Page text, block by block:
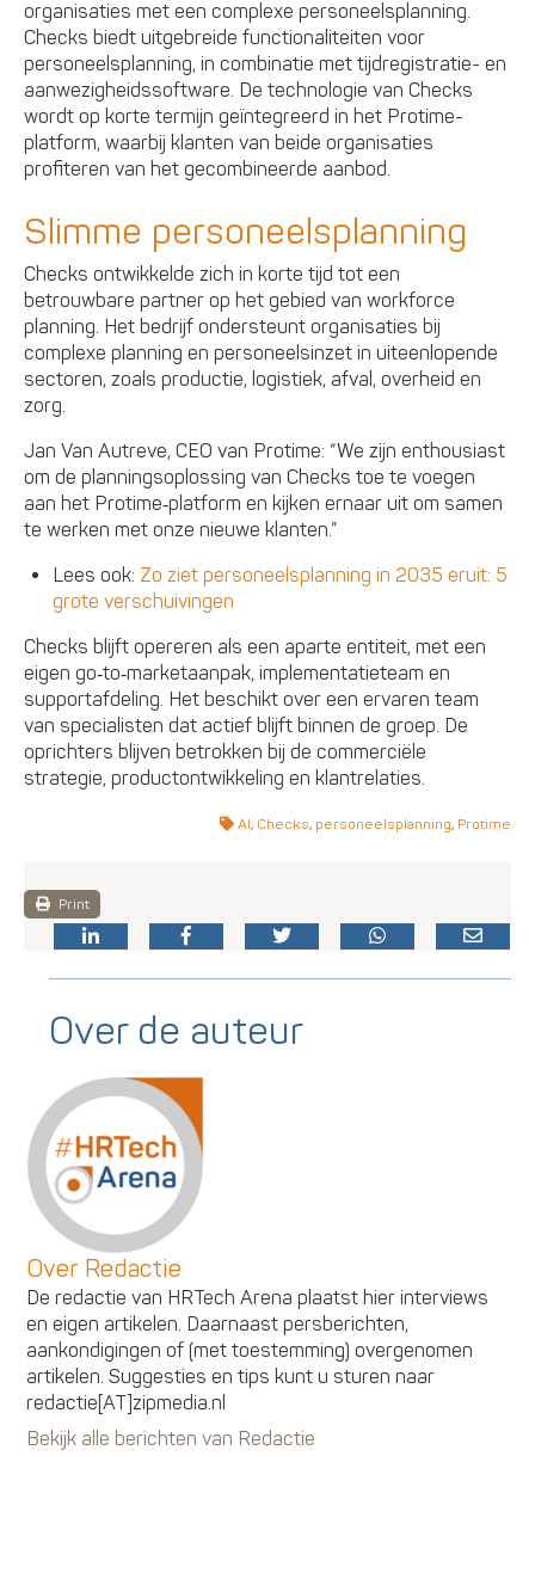
organisaties met een complexe personeelsplanning.
Checks biedt uitgebreide functionaliteiten voor
personeelsplanning, in combinatie met tijdregistratie- en
aanwezigheidssoftware. De technologie van Checks
wordt op korte termijn geïntegreerd in het Protime-
platform, waarbij klanten van beide organisaties
profiteren van het gecombineerde aanbod.
Slimme personeelsplanning
Checks ontwikkelde zich in korte tijd tot een
betrouwbare partner op het gebied van workforce
planning. Het bedrijf ondersteunt organisaties bij
complexe planning en personeelsinzet in uiteenlopende
sectoren, zoals productie, logistiek, afval, overheid en
zorg.
Jan Van Autreve, CEO van Protime: “We zijn enthousiast
om de planningsoplossing van Checks toe te voegen
aan het Protime‑platform en kijken ernaar uit om samen
te werken met onze nieuwe klanten.”
Lees ook: Zo ziet personeelsplanning in 2035 eruit: 5
grote verschuivingen
Checks blijft opereren als een aparte entiteit, met een
eigen go‑to‑marketaanpak, implementatieteam en
supportafdeling. Het beschikt over een ervaren team
van specialisten dat actief blijft binnen de groep. De
oprichters blijven betrokken bij de commerciële
strategie, productontwikkeling en klantrelaties.
AI, Checks, personeelsplanning, Protime
Print
Over de auteur
Over Redactie
De redactie van HRTech Arena plaatst hier interviews
en eigen artikelen. Daarnaast persberichten,
aankondigingen of (met toestemming) overgenomen
artikelen. Suggesties en tips kunt u sturen naar
redactie[AT]zipmedia.nl
Bekijk alle berichten van Redactie